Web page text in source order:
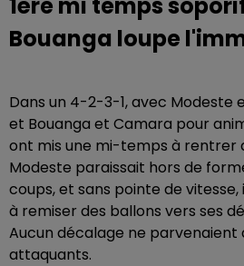
Bouanga loupe
Dans un 4-2-3-1, avec Modeste
et Bouanga et Camara pour
ont mis une mi-temps à rentrer
Modeste paraissait hors de
coups, et sans pointe de
à remiser des ballons vers ses
Aucun décalage ne parvenaient
attaquants.